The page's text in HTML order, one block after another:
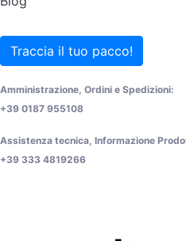
Traccia il tuo pacco!
Amministrazione, Ordini e Spedizioni:
+39 0187 955108
Assistenza tecnica, Informazione
+39 333 4819266